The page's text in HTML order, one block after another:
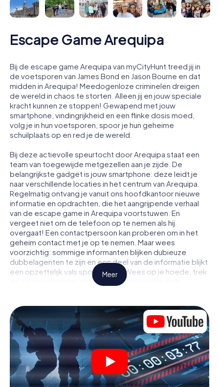
Escape Game Arequipa
Bij de escape game Arequipa van myCityHunt treed jij in
de voetsporen van James Bond en Jason Bourne en dat
midden in Arequipa! Meedogenloze criminelen dreigen
de wereld in chaos te storten. Alleen jij en jouw speciale
kracht kunnen ze stoppen! Gewapend met jouw
smartphone, vindingrijkheid en een flinke dosis moed,
volg je in hun voetsporen, spoor je hun geheime
schuilplaats op en red je de wereld.
Bij deze actievolle speurtocht door Arequipa staat een
team van toegewijde metgezellen aan je zijde. De
belangrijkste gadget is jouw smartphone: deze leidt je
naar verschillende locaties in het centrum van Arequipa.
Regelmatig ontvang je vanuit ons hoofdkantoor nieuwe
informatie en opdrachten, die het aangrijpende verhaal
van de escape game in Arequipa voortstuwen. En
vergeet niet om de telefoon op te nemen als hij
overgaat! Een contactpersoon kan proberen om in het
geheim contact met je op te nemen. Maar wees
voorzichtig: sommige informanten blijken dubieuze
dubbelagenten te zijn en een deel van de informatie blijkt
een opzettelijk vals spoor te zijn. Wees op je hoede, trek
de juiste conclusies en vooral: vertrouw niemand!
niet opgesloten in een kamer waaruit je jezelf binnen een
bepaald tijdvenster moet bevrijden. Met deze
speurtocht met een smartphone wordt heel Arequipa
jouw speelveld! De technische voorwaarden voor jouw
avontuur in Arequipa zijn een smartphone en toegang tot
het mobiel internet. Met één klik krijg jij toegang tot onze
app. Je hoeft niets te installeren om door interactieve
video's, lastige minigames of andere functies in de actie
Meer